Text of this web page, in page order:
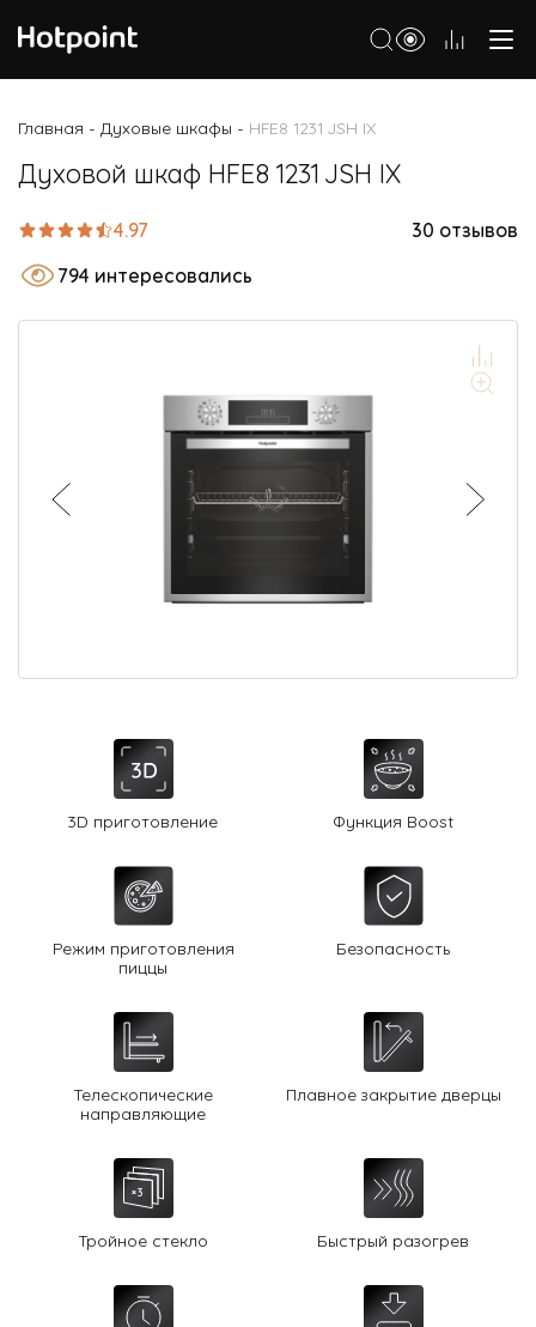
Варочные панели
Микроволновые печи
Малая бытовая техника
Где купить
8 800 3333 887
Главная - Духовые шкафы - HFE8 1231 JSH IX
Духовой шкаф HFE8 1231 JSH IX
4.97
30 отзывов
794 интересовались
3D приготовление Функция Boost
Режим приготовления
пиццы
Безопасность
Телескопические
направляющие
Плавное закрытие дверцы
Тройное стекло Быстрый разогрев